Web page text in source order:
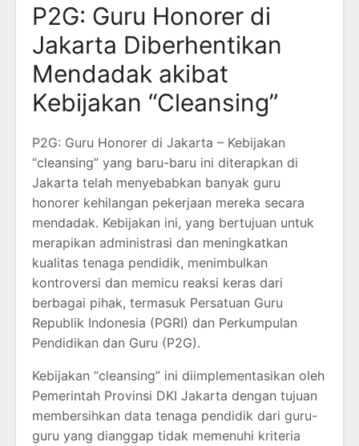
P2G: Guru Honorer di
Jakarta Diberhentikan
Mendadak akibat
Kebijakan “Cleansing”
P2G: Guru Honorer di Jakarta – Kebijakan
“cleansing” yang baru-baru ini diterapkan di
Jakarta telah menyebabkan banyak guru
honorer kehilangan pekerjaan mereka secara
mendadak. Kebijakan ini, yang bertujuan untuk
merapikan administrasi dan meningkatkan
kualitas tenaga pendidik, menimbulkan
kontroversi dan memicu reaksi keras dari
berbagai pihak, termasuk Persatuan Guru
Republik Indonesia (PGRI) dan Perkumpulan
Pendidikan dan Guru (P2G).
Kebijakan “cleansing” ini diimplementasikan oleh
Pemerintah Provinsi DKI Jakarta dengan tujuan
membersihkan data tenaga pendidik dari guru-
guru yang dianggap tidak memenuhi kriteria